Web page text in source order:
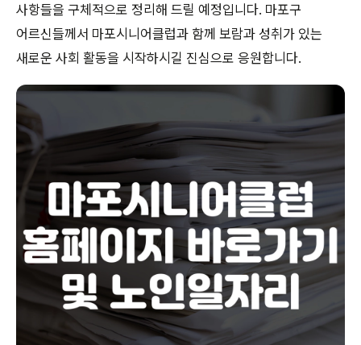
사항들을 구체적으로 정리해 드릴 예정입니다. 마포구
어르신들께서 마포시니어클럽과 함께 보람과 성취가 있는
새로운 사회 활동을 시작하시길 진심으로 응원합니다.